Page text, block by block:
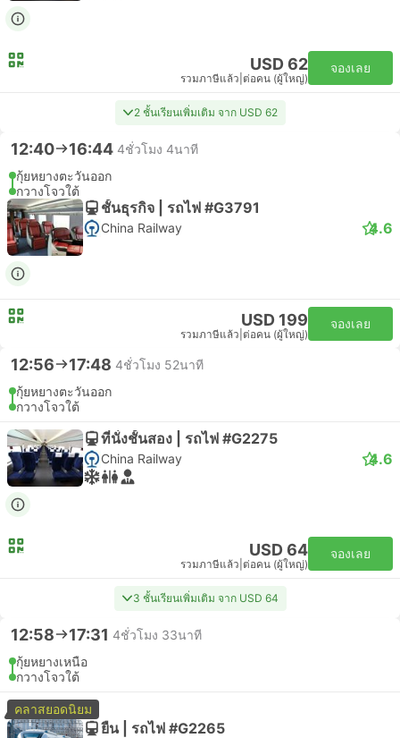
USD 62
รวมภาษีแล้ว ต่อคน (ผู้ใหญ่)
จองเลย
2 ชั้นเรียนเพิ่มเติม จาก USD 62
12:40 16:44 4ชั่วโมง 4นาที
กุ้ยหยางตะวันออก
กวางโจวใต้
ชั้นธุรกิจ | รถไฟ #G3791
China Railway 4.6
USD 199
รวมภาษีแล้ว ต่อคน (ผู้ใหญ่)
จองเลย
12:56 17:48 4ชั่วโมง 52นาที
กุ้ยหยางตะวันออก
กวางโจวใต้
ที่นั่งชั้นสอง | รถไฟ #G2275
China Railway 4.6
USD 64
รวมภาษีแล้ว ต่อคน (ผู้ใหญ่)
จองเลย
3 ชั้นเรียนเพิ่มเติม จาก USD 64
12:58 17:31 4ชั่วโมง 33นาที
กุ้ยหยางเหนือ
กวางโจวใต้
คลาสยอดนิยม
ยืน | รถไฟ #G2265